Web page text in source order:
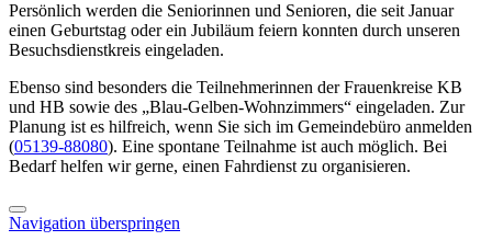
Persönlich werden die Seniorinnen und Senioren, die seit Januar
einen Geburtstag oder ein Jubiläum feiern konnten durch unseren
Besuchsdienstkreis eingeladen.
Ebenso sind besonders die Teilnehmerinnen der Frauenkreise KB
und HB sowie des „Blau-Gelben-Wohnzimmers“ eingeladen. Zur
Planung ist es hilfreich, wenn Sie sich im Gemeindebüro anmelden
(05139-88080). Eine spontane Teilnahme ist auch möglich. Bei
Bedarf helfen wir gerne, einen Fahrdienst zu organisieren.
Navigation überspringen